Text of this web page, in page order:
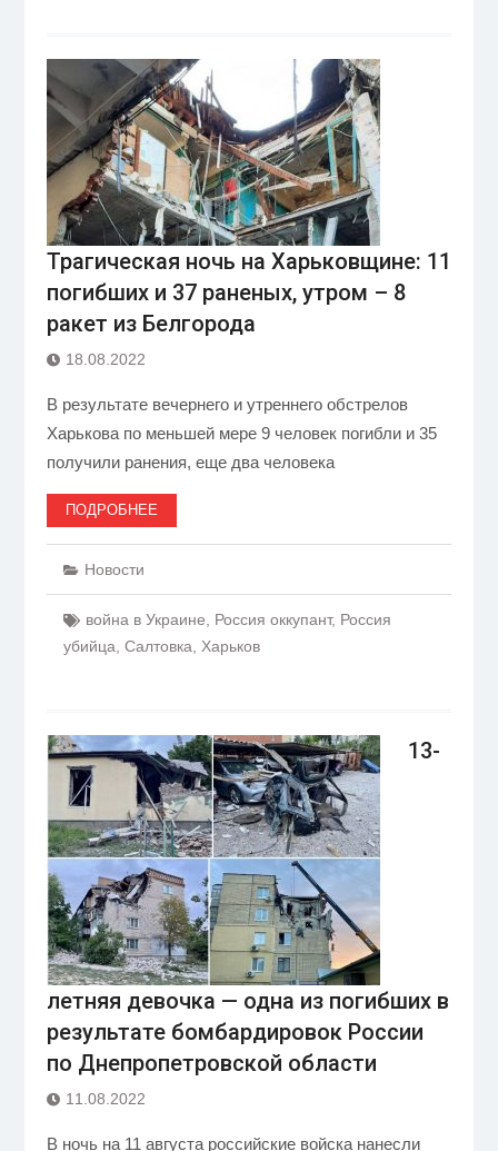
Трагическая ночь на Харьковщине: 11
погибших и 37 раненых, утром – 8
ракет из Белгорода
18.08.2022
В результате вечернего и утреннего обстрелов
Харькова по меньшей мере 9 человек погибли и 35
получили ранения, еще два человека
ПОДРОБНЕЕ
Новости
война в Украине Россия оккупант, Россия
убийца Салтовка Харьков
13-
летняя девочка — одна из погибших в
результате бомбардировок России
по Днепропетровской области
11.08.2022
В ночь на 11 августа российские войска нанесли